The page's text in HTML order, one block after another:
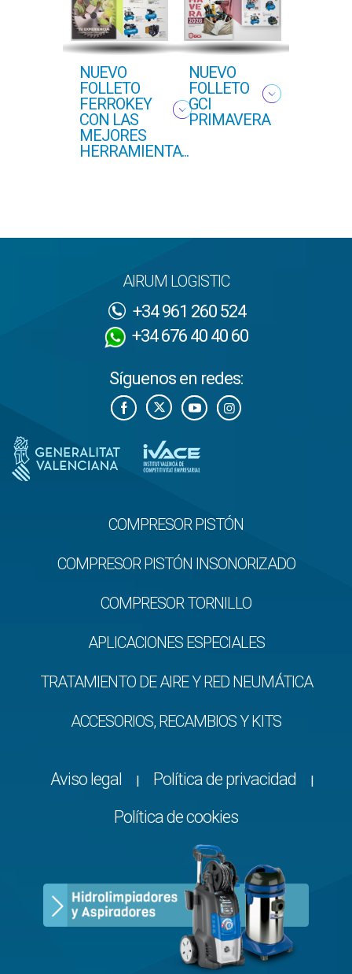
NUEVO
FOLLETO
FERROKEY
CON LAS
MEJORES
HERRAMIENTA...
NUEVO
FOLLETO
GCI
PRIMAVERA
AIRUM LOGISTIC
+34 961 260 524
+34 676 40 40 60
Síguenos en redes:
COMPRESOR PISTÓN
COMPRESOR PISTÓN INSONORIZADO
COMPRESOR TORNILLO
APLICACIONES ESPECIALES
TRATAMIENTO DE AIRE Y RED NEUMÁTICA
ACCESORIOS, RECAMBIOS Y KITS
Aviso legal | Política de privacidad |
Política de cookies